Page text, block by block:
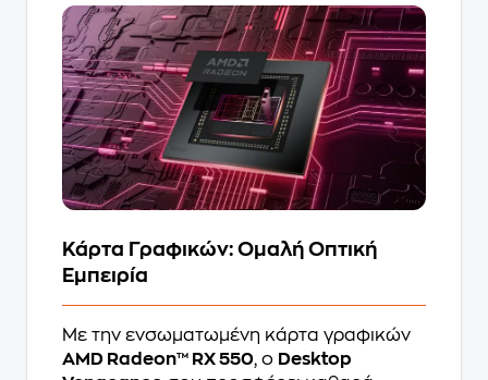
Κάρτα Γραφικών: Ομαλή Οπτική
Εμπειρία
Με την ενσωματωμένη κάρτα γραφικών
AMD Radeon™ RX 550, ο Desktop